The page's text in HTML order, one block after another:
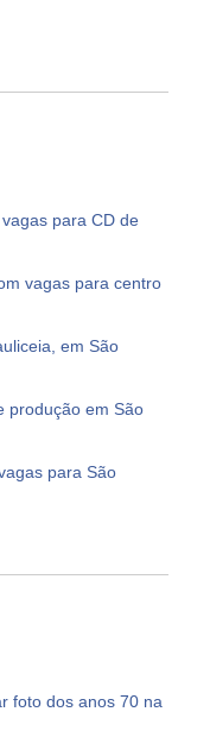
para CD de
vagas para centro
em São
produção em São
para São
foto dos anos 70 na